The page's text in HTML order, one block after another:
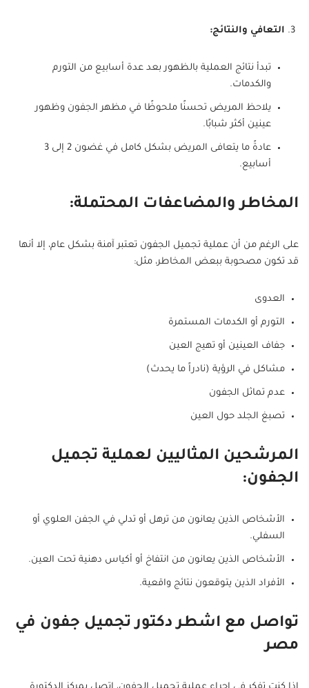
التعافي والنتائج:
تبدأ نتائج العملية بالظهور بعد عدة أسابيع من التورم
والكدمات.
يلاحظ المريض تحسنًا ملحوظًا في مظهر الجفون وظهور
عينين أكثر شبابًا.
عادةً ما يتعافى المريض بشكل كامل في غضون 2 إلى 3
أسابيع.
المخاطر والمضاعفات المحتملة:
على الرغم من أن عملية تجميل الجفون تعتبر آمنة بشكل عام، إلا أنها
قد تكون مصحوبة ببعض المخاطر، مثل:
العدوى
التورم أو الكدمات المستمرة
جفاف العينين أو تهيج العين
مشاكل في الرؤية (نادراً ما يحدث)
عدم تماثل الجفون
تصبغ الجلد حول العين
المرشحين المثاليين لعملية تجميل
الجفون:
الأشخاص الذين يعانون من ترهل أو تدلي في الجفن العلوي أو
السفلي.
الأشخاص الذين يعانون من انتفاخ أو أكياس دهنية تحت العين.
الأفراد الذين يتوقعون نتائج واقعية.
تواصل مع اشطر دكتور تجميل جفون في
مصر